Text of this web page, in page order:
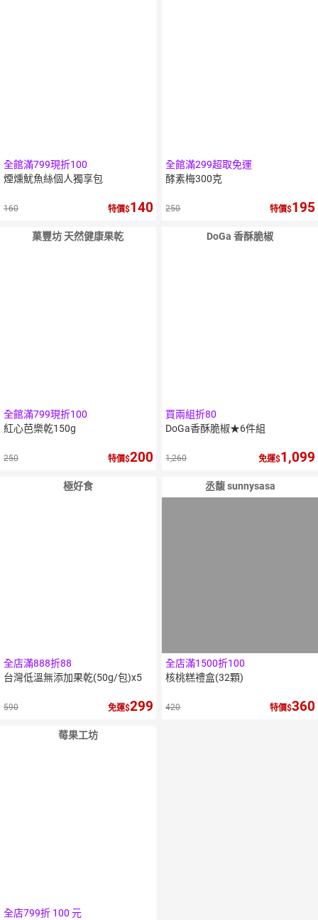
全館滿799現折100
煙燻魷魚絲個人獨享包
160 特價 140
全館滿299超取免運
酵素梅300克
250 特價 195
菓豐坊 天然健康果乾
全館滿799現折100
紅心芭樂乾150g
250 特價 200
DoGa 香酥脆椒
買兩組折80
DoGa香酥脆椒★6件組
1,260 免運 1,099
極好食
全店滿888折88
台灣低溫無添加果乾(50g/包)x5
590 免運 299
丞馥 sunnysasa
全店滿1500折100
核桃糕禮盒(32顆)
420 特價 360
莓果工坊
全店799折 100 元